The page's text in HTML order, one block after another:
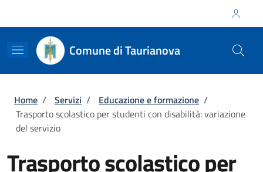
Comune di Taurianova
Briciole di pane
Home / Servizi / Educazione e formazione /
Trasporto scolastico per studenti con disabilità: variazione
del servizio
Trasporto scolastico per